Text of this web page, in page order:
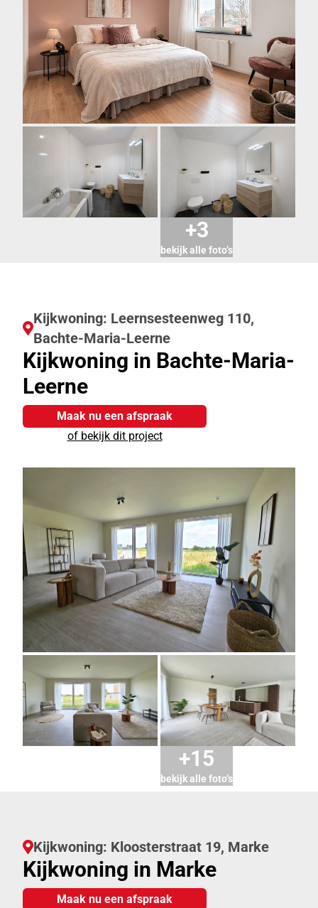
+3
bekijk alle foto’s
Kijkwoning: Leernsesteenweg 110,
Bachte-Maria-Leerne
Kijkwoning in Bachte-Maria-
Leerne
Maak nu een afspraak
of bekijk dit project
+15
bekijk alle foto’s
Kijkwoning: Kloosterstraat 19, Marke
Kijkwoning in Marke
Maak nu een afspraak